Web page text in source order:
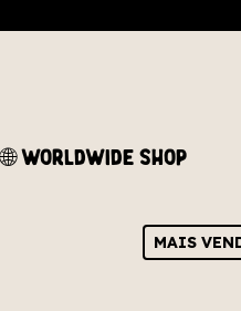
🌐 WORLDWIDE SHOP